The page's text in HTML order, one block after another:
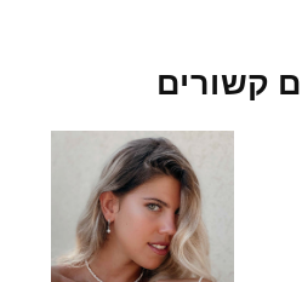
קשורים